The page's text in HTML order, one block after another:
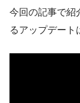
今回の記事で紹
るアップデート